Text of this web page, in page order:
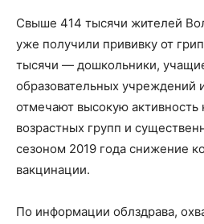
Свыше 414 тысячи жителей
уже получили прививку от
тысячи — дошкольники,
образовательных учреждений
отмечают высокую активность
возрастных групп и
сезоном 2019 года снижение
вакцинации.
По информации облздрава,